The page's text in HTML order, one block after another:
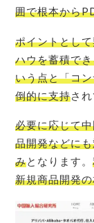
囲で根本から
ポイントとし
ハウを蓄積で
いう点と「コ
倒的に支持さ
必要に応じて
品開発などに
みとなります。
新規商品開発